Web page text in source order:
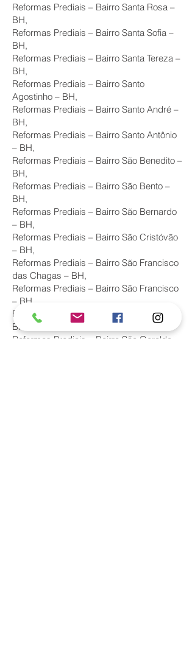
Reformas Prediais – Bairro Santa Rosa –
BH,
Reformas Prediais – Bairro Santa Sofia –
BH,
Reformas Prediais – Bairro Santa Tereza –
BH,
Reformas Prediais – Bairro Santo
Agostinho – BH,
Reformas Prediais – Bairro Santo André –
BH,
Reformas Prediais – Bairro Santo Antônio
– BH,
Reformas Prediais – Bairro São Benedito –
BH,
Reformas Prediais – Bairro São Bento –
BH,
Reformas Prediais – Bairro São Bernardo
– BH,
Reformas Prediais – Bairro São Cristóvão
– BH,
Reformas Prediais – Bairro São Francisco
das Chagas – BH,
Reformas Prediais – Bairro São Francisco
– BH,
Reformas Prediais – Bairro São Gabriel –
BH,
Reformas Prediais – Bairro São Geraldo –